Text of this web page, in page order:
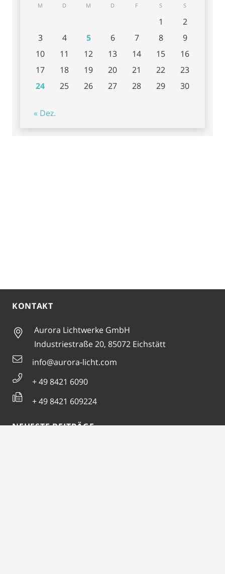
M D M D F S S
1
2
3
4 5 6 7 8
9
10
11 12 13 14 15
16
17
18 19 20 21 22
23
24
25 26 27 28 29 30
« Dez.
KONTAKT
Aurora Lichtwerke GmbH
Industriestraße 20, 85072 Eichstätt
info@aurora-licht.com
+ 49 8421 6090
+ 49 8421 609224
NEUESTE BEITRÄGE